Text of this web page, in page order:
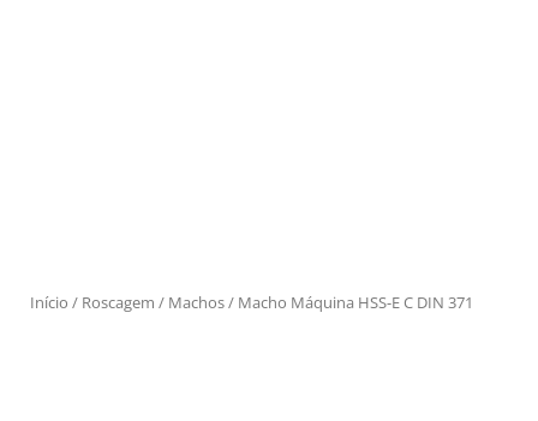
Início / Roscagem / Machos/ Macho Máquina HSS-E C DIN 371